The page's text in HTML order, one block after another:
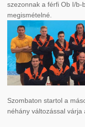
szezonnak a férfi Ob I/
megismételné.
Szombaton startol a
néhány változással várja